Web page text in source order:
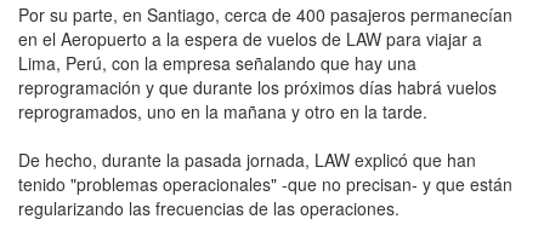
Por su parte, en Santiago, cerca de 400 pasajeros permanecían
en el Aeropuerto a la espera de vuelos de LAW para viajar a
Lima, Perú, con la empresa señalando que hay una
reprogramación y que durante los próximos días habrá vuelos
reprogramados, uno en la mañana y otro en la tarde.
De hecho, durante la pasada jornada, LAW explicó que han
tenido "problemas operacionales" -que no precisan- y que están
regularizando las frecuencias de las operaciones.